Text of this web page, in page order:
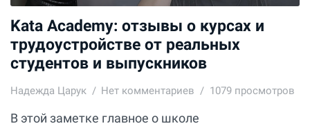
Kata Academy: отзывы о курсах и
трудоустройстве от реальных
студентов и выпускников
Надежда Царук Нет комментариев 1079 просмотров
В этой заметке главное о школе